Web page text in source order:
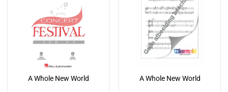
A Whole New World A Whole New World